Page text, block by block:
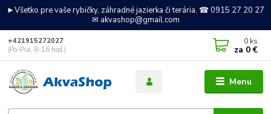
►Všetko pre vaše rybičky, záhradné jazierka či terária. ☎ 0915 27 20 27
✉ akvashop@gmail.com
Menu
+421915272027
(Po-Pia, 8-16 hod.)
0 ks
za 0 €